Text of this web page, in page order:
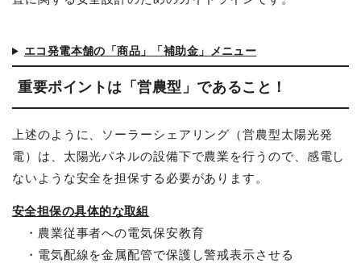
エコ発電本舗の「商品」「補助金」メニュー
重要ポイントは「営農型」であること！
上述のように、ソーラーシェアリング（営農型太陽光発
電）は、太陽光パネルの設備下で農業を行うので、感電し
ないような安全を担保する必要があります。
安全担保の具体的な取組
・農業従事者への電気保安教育
・電気配線を金属配管で保護し警戒表示させる